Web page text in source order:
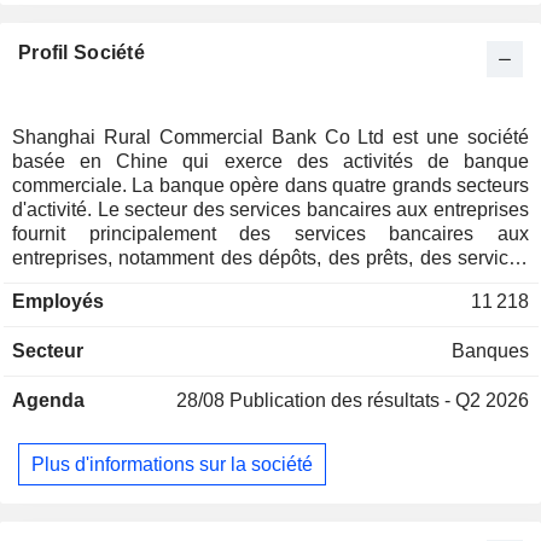
Profil Société
Shanghai Rural Commercial Bank Co Ltd est une société
basée en Chine qui exerce des activités de banque
commerciale. La banque opère dans quatre grands secteurs
d'activité. Le secteur des services bancaires aux entreprises
fournit principalement des services bancaires aux
entreprises, notamment des dépôts, des prêts, des services
de gestion de trésorerie, des effets de commerce et des
secteur des services bancaires aux particuliers fournit
notamment des dépôts, des prêts, des services liés aux
d'agence et d'autres services. Le segment des activités sur
les marchés financiers comprend les opérations sur le
Employés 11 218
Secteur Banques
Agenda 28/08 Publication des résultats - Q2 2026
Plus d'informations sur la société